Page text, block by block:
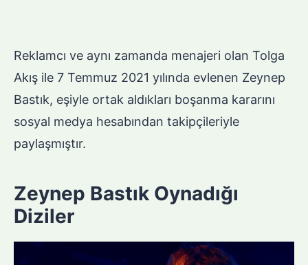
Reklamcı ve aynı zamanda menajeri olan Tolga
Akış ile 7 Temmuz 2021 yılında evlenen Zeynep
Bastık, eşiyle ortak aldıkları boşanma kararını
sosyal medya hesabından takipçileriyle
paylaşmıştır.
Zeynep Bastık Oynadığı
Diziler